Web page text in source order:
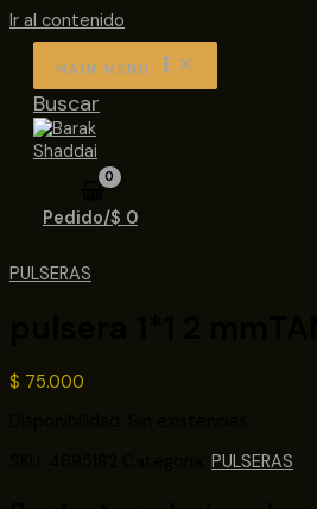
Ir al contenido
MAIN MENU
Buscar
Pedido/$ 0
PULSERAS
$ 75.000
PULSERAS